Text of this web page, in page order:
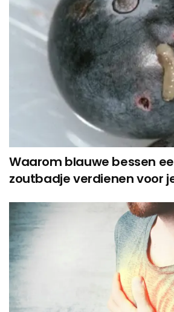
Waarom blauwe bessen
zoutbadje verdienen voor